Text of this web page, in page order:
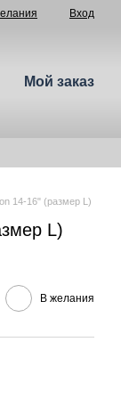
Вход
Мой заказ
14-16" (размер L)
L)
В желания